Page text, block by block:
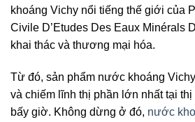
khoáng Vichy nổi tiếng thế giới của
Civile D’Etudes Des Eaux Minérals
khai thác và thương mại hóa.
Từ đó, sản phẩm nước khoáng
và chiếm lĩnh thị phần lớn nhất tại
bấy giờ. Không dừng ở đó, nước